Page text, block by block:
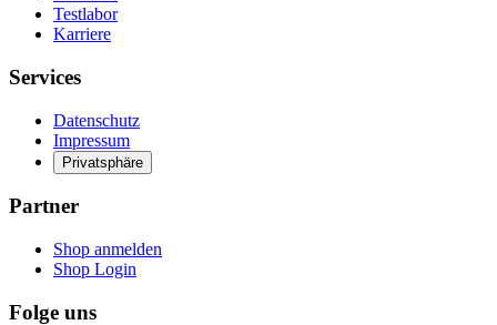
Testlabor
Karriere
Services
Datenschutz
Impressum
Privatsphäre
Partner
Shop anmelden
Shop Login
Folge uns